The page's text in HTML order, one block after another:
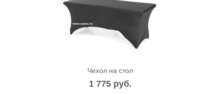
Чехол на стол
1 775 руб.